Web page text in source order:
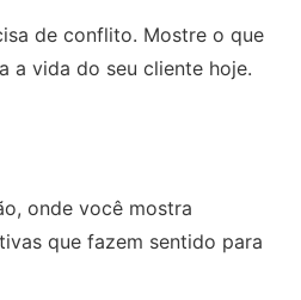
de conflito. Mostre o que
a vida do seu cliente hoje.
onde você mostra
que fazem sentido para